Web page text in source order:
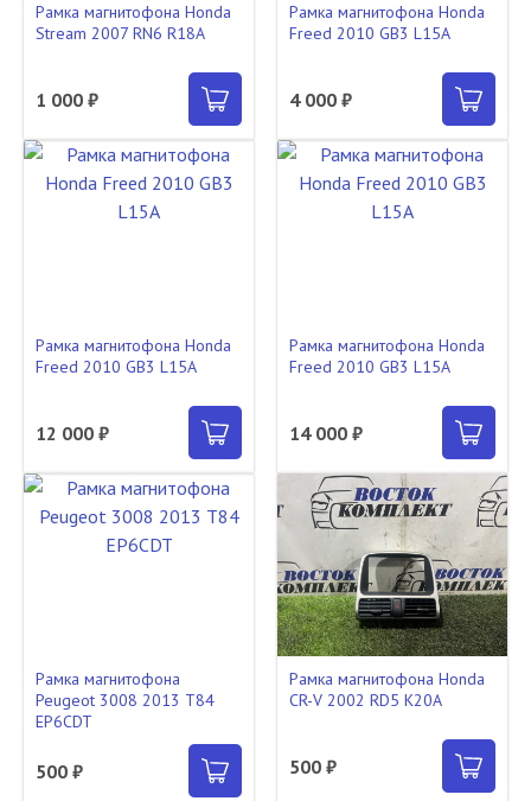
Рамка магнитофона Honda
Stream 2007 RN6 R18A
1 000 ₽
Рамка магнитофона Honda
Freed 2010 GB3 L15A
4 000 ₽
Рамка магнитофона Honda
Freed 2010 GB3 L15A
12 000 ₽
Рамка магнитофона Honda
Freed 2010 GB3 L15A
14 000 ₽
Рамка магнитофона
Peugeot 3008 2013 T84
EP6CDT
500 ₽
Рамка магнитофона Honda
CR-V 2002 RD5 K20A
500 ₽